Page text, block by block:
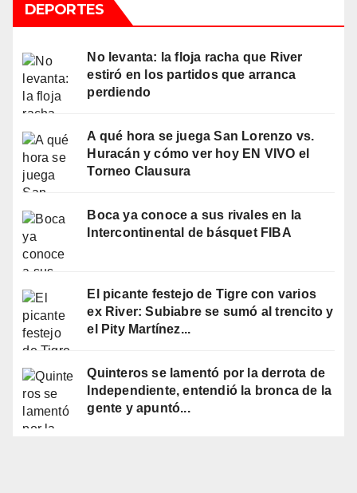
DEPORTES
No levanta: la floja racha que River
estiró en los partidos que arranca
perdiendo
A qué hora se juega San Lorenzo vs.
Huracán y cómo ver hoy EN VIVO el
Torneo Clausura
Boca ya conoce a sus rivales en la
Intercontinental de básquet FIBA
El picante festejo de Tigre con varios
ex River: Subiabre se sumó al trencito y
el Pity Martínez...
Quinteros se lamentó por la derrota de
Independiente, entendió la bronca de la
gente y apuntó...